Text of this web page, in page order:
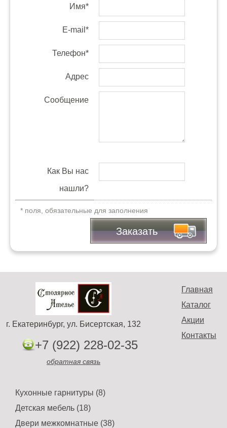
Имя*
E-mail*
Телефон*
Адрес
Сообщение
Как Вы нас
нашли?
* поля, обязательные для заполнения
Заказать
Главная
Каталог
Акции
Контакты
г. Екатеринбург, ул. Бисертская, 132
+7 (922) 228-02-35
обратная связь
Кухонные гарнитуры (8)
Детская мебель (18)
Двери межкомнатные (38)